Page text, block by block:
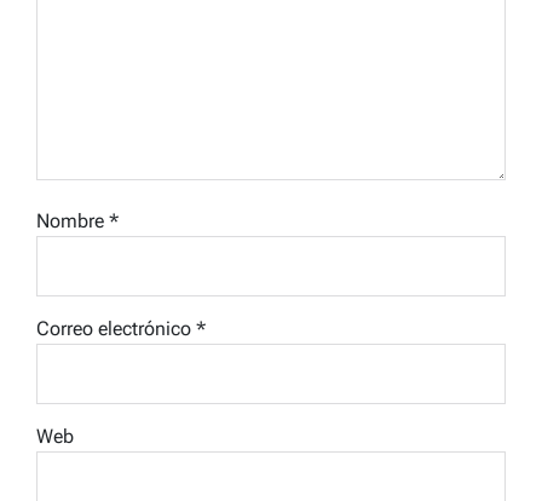
Nombre *
Correo electrónico *
Web